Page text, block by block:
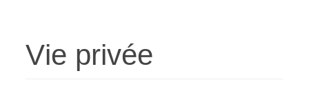
Vie privée